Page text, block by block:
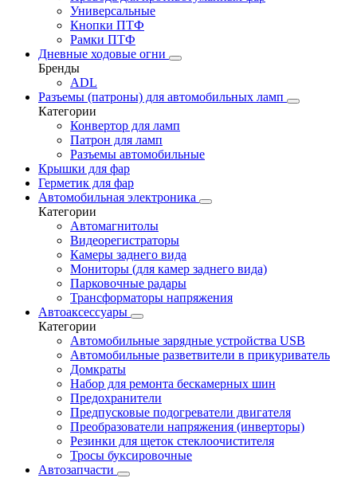
Универсальные
Кнопки ПТФ
Рамки ПТФ
Дневные ходовые огни
Бренды
ADL
Разъемы (патроны) для автомобильных ламп
Категории
Конвертор для ламп
Патрон для ламп
Разъемы автомобильные
Крышки для фар
Герметик для фар
Автомобильная электроника
Категории
Автомагнитолы
Видеорегистраторы
Камеры заднего вида
Мониторы (для камер заднего вида)
Парковочные радары
Трансформаторы напряжения
Автоаксессуары
Категории
Автомобильные зарядные устройства USB
Автомобильные разветвители в прикуриватель
Домкраты
Набор для ремонта бескамерных шин
Предохранители
Предпусковые подогреватели двигателя
Преобразователи напряжения (инверторы)
Резинки для щеток стеклоочистителя
Тросы буксировочные
Автозапчасти